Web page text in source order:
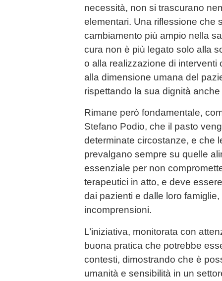
necessità, non si trascurano
elementari. Una riflessione che
cambiamento più ampio nella
cura non è più legato solo alla
o alla realizzazione di interventi
alla dimensione umana del
rispettando la sua dignità
Rimane però fondamentale,
Stefano Podio, che il pasto
determinate circostanze, e che
prevalgano sempre su quelle
essenziale per non
terapeutici in atto, e deve
dai pazienti e dalle loro
incomprensioni.
L’iniziativa, monitorata con
buona pratica che potrebbe
contesti, dimostrando che è
umanità e sensibilità in un